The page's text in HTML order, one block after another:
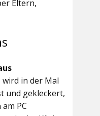
Eltern,
wird in der Mal
und gekleckert,
PC